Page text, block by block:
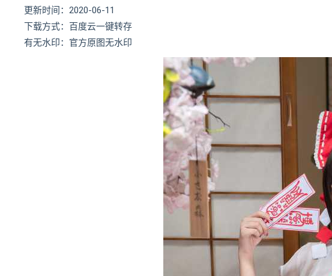
更新时间：2020-06-11
下载方式：百度云一键转存
有无水印：官方原图无水印